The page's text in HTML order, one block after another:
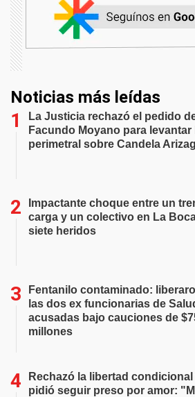
Noticias más leídas
La Justicia rechazó el pedido
Facundo Moyano para levantar
perimetral sobre Candela
Impactante choque entre un
carga y un colectivo en La
siete heridos
Fentanilo contaminado:
las dos ex funcionarias de
acusadas bajo cauciones de
millones
Rechazó la libertad condicional
pidió seguir preso por amor: